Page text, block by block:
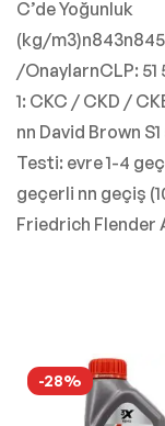
C’de Yoğunluk
(kg/
/OnaylarnCLP: 51
1: CKC / CKD /
nn David Brown
Testi: evre 1-4
geçerli nn geçiş
Friedrich Flender
-28%